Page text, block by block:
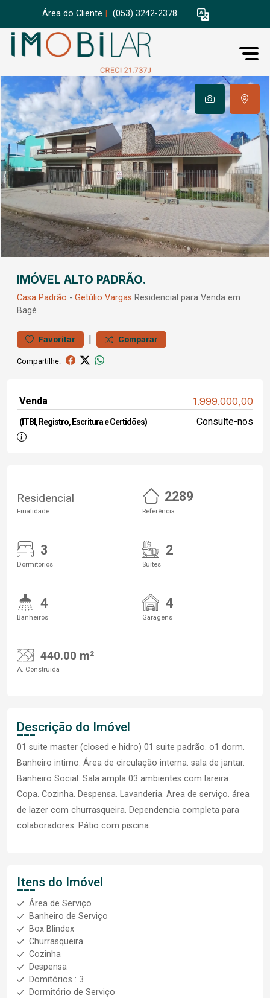
Área do Cliente (053) 3242-2378
IMÓVEL ALTO PADRÃO.
Casa Padrão - Getúlio Vargas Residencial para Venda em
Bagé
Favoritar | Comparar
Compartilhe:
Venda 1.999.000,00
(ITBI, Registro, Escritura e Certidões) Consulte-nos
Residencial
Finalidade
2289
Referência
3
Dormitórios
2
Suítes
4
Banheiros
4
Garagens
440.00 m²
A. Construída
Descrição do Imóvel
01 suite master (closed e hidro) 01 suite padrão. o1 dorm.
Banheiro intimo. Área de circulação interna. sala de jantar.
Banheiro Social. Sala ampla 03 ambientes com lareira.
Copa. Cozinha. Despensa. Lavanderia. Area de serviço. área
de lazer com churrasqueira. Dependencia completa para
colaboradores. Pátio com piscina.
Itens do Imóvel
Área de Serviço
Banheiro de Serviço
Box Blindex
Churrasqueira
Cozinha
Despensa
Domitórios : 3
Dormitório de Serviço